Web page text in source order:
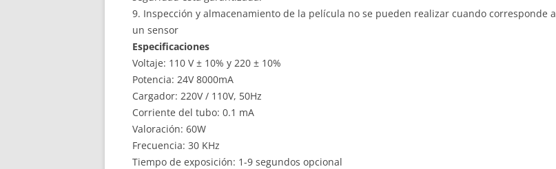
9. Inspección y almacenamiento de la película no se pueden realizar cuando corresponde a
un sensor
Especificaciones
Voltaje: 110 V ± 10% y 220 ± 10%
Potencia: 24V 8000mA
Cargador: 220V / 110V, 50Hz
Corriente del tubo: 0.1 mA
Valoración: 60W
Frecuencia: 30 KHz
Tiempo de exposición: 1-9 segundos opcional